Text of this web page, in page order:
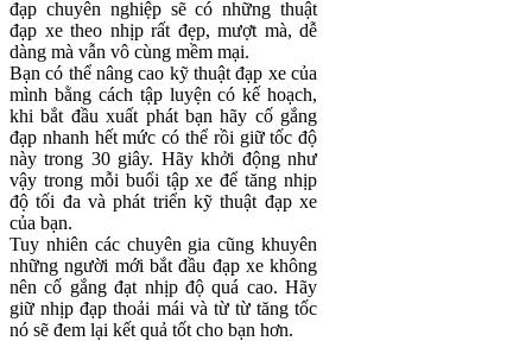
đạp chuyên nghiệp sẽ có những thuật
đạp xe theo nhịp rất đẹp, mượt mà, dễ
dàng mà vẫn vô cùng mềm mại.
Bạn có thể nâng cao kỹ thuật đạp xe của
mình bằng cách tập luyện có kế hoạch,
khi bắt đầu xuất phát bạn hãy cố gắng
đạp nhanh hết mức có thể rồi giữ tốc độ
này trong 30 giây. Hãy khởi động như
vậy trong mỗi buổi tập xe để tăng nhịp
độ tối đa và phát triển kỹ thuật đạp xe
của bạn.
Tuy nhiên các chuyên gia cũng khuyên
những người mới bắt đầu đạp xe không
nên cố gắng đạt nhịp độ quá cao. Hãy
giữ nhịp đạp thoải mái và từ từ tăng tốc
nó sẽ đem lại kết quả tốt cho bạn hơn.